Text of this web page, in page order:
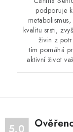
podporuje
kvalitu srsti,
živin z
tím pomáhá
aktivní život